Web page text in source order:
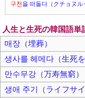
구천을 떠돌다（クチョヌル
人生と生死の韓国語単
매장（埋葬）
생사를 헤메다（生死を
만수무강（万寿無窮）
생애 주기（ライフサイ